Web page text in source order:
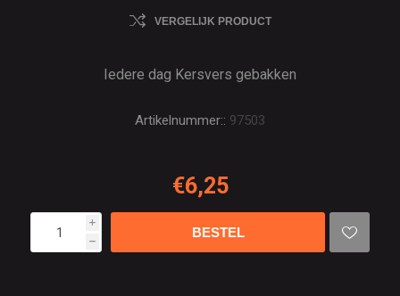
VERGELIJK PRODUCT
Iedere dag Kersvers gebakken
Artikelnummer:: 97503
€6,25
i
h